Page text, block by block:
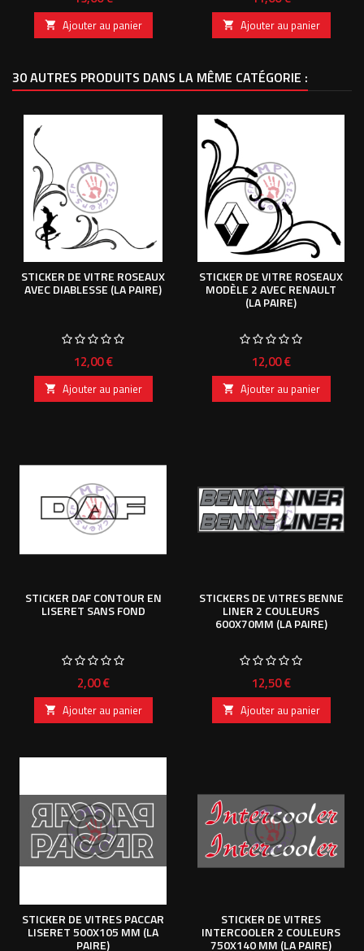
 Ajouter au panier  Ajouter au panier
30 AUTRES PRODUITS DANS LA MÊME CATÉGORIE :
STICKER DE VITRE ROSEAUX
AVEC DIABLESSE (LA PAIRE)
Prix
12,00 €
 Ajouter au panier
STICKER DE VITRE ROSEAUX
MODÈLE 2 AVEC RENAULT
(LA PAIRE)
Prix
12,00 €
 Ajouter au panier
STICKER DAF CONTOUR EN
LISERET SANS FOND
Prix
2,00 €
 Ajouter au panier
STICKERS DE VITRES BENNE
LINER 2 COULEURS
600X70MM (LA PAIRE)
Prix
12,50 €
 Ajouter au panier
STICKER DE VITRES PACCAR
LISERET 500X105 MM (LA
PAIRE)
STICKER DE VITRES
INTERCOOLER 2 COULEURS
750X140 MM (LA PAIRE)